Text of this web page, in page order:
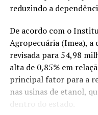
Publicado com auxílio
da Redação Canal Rural.
O postNovo prazo do
atenção de quem
saiba maisapareceu
Mato Grosso é o único
reduzindo a
De acordo com o
Agropecuária (Imea), a
revisada para 54,98
alta de 0,85% em
principal fator para a
nas usinas de etanol,
dentro do estado.